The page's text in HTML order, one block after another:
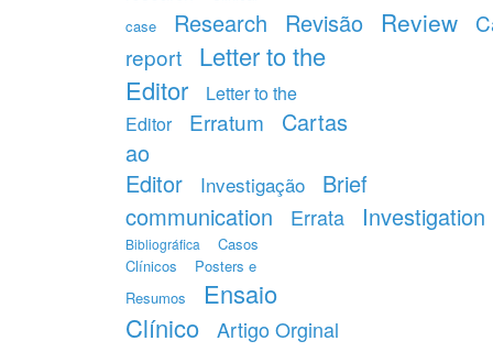
case
Research Revisão Review
report
Letter to the
Editor
Letter to the
Editor
Erratum
Cartas
ao
Editor
Investigação
Brief
communication
Errata Investigation
Bibliográfica
Casos
Clínicos
Posters e
Resumos
Ensaio
Clínico
Artigo Orginal